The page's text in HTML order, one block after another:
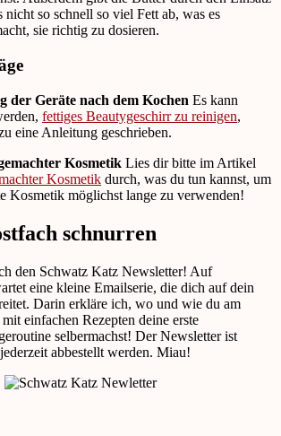
nicht so schnell so viel Fett ab, was es
sie richtig zu dosieren.
der Geräte nach dem Kochen Es kann
fettiges Beautygeschirr zu reinigen,
eine Anleitung geschrieben.
Kosmetik Lies dir bitte im Artikel
Kosmetik durch, was du tun kannst, um
Kosmetik möglichst lange zu verwenden!
schnurren
den Schwatz Katz Newsletter! Auf
eine kleine Emailserie, die dich auf dein
Darin erkläre ich, wo und wie du am
einfachen Rezepten deine erste
selbermachst! Der Newsletter ist
abbestellt werden. Miau!